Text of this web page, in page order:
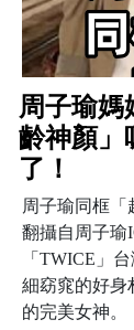
周子瑜
齡神顏」
了！
周子瑜同框「
翻攝自周子瑜
「TWICE」
細窈窕的好身
的完美女神